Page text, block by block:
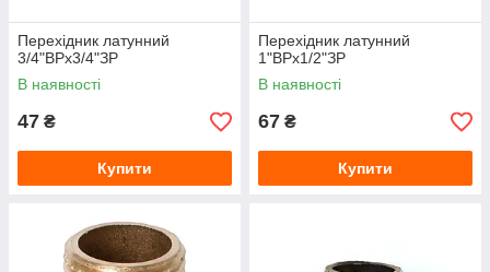
Перехідник латунний
3/4"ВРх3/4"ЗР
В наявності
47 ₴
Купити
Перехідник латунний
1"ВРх1/2"ЗР
В наявності
67 ₴
Купити